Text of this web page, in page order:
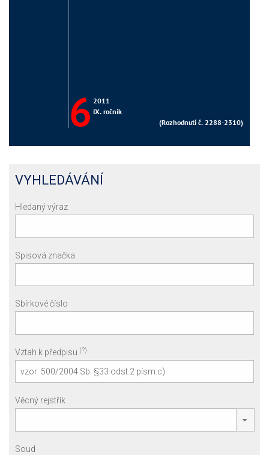
VYHLEDÁVÁNÍ
Hledaný výraz
Spisová značka
Sbírkové číslo
Vztah k předpisu (?)
Věcný rejstřík
Soud